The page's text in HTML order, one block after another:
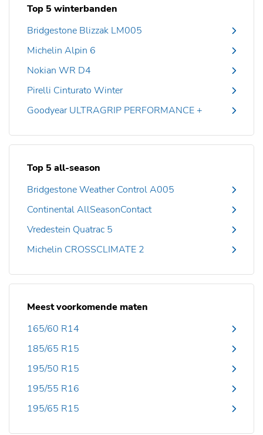
Top 5 winterbanden
Bridgestone Blizzak LM005
Michelin Alpin 6
Nokian WR D4
Pirelli Cinturato Winter
Goodyear ULTRAGRIP PERFORMANCE +
Top 5 all-season
Bridgestone Weather Control A005
Continental AllSeasonContact
Vredestein Quatrac 5
Michelin CROSSCLIMATE 2
Meest voorkomende maten
165/60 R14
185/65 R15
195/50 R15
195/55 R16
195/65 R15